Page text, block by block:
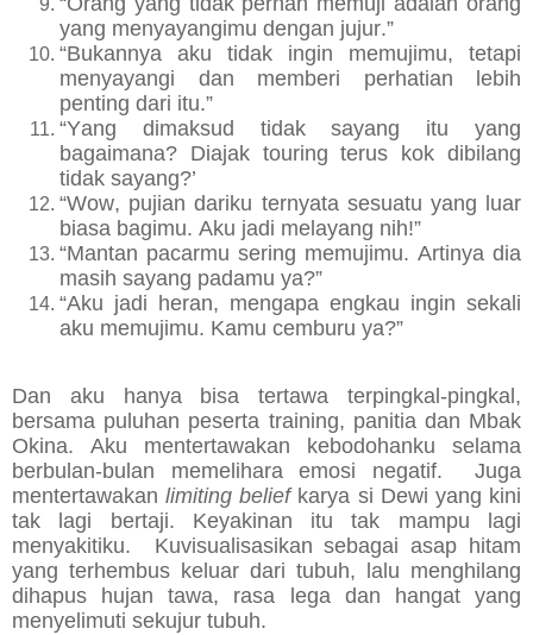
yang menyayangimu dengan jujur.”
“Bukannya aku tidak ingin memujimu, tetapi
menyayangi dan memberi perhatian lebih
penting dari itu.”
“Yang dimaksud tidak sayang itu yang
bagaimana? Diajak touring terus kok dibilang
tidak sayang?’
“Wow, pujian dariku ternyata sesuatu yang luar
biasa bagimu. Aku jadi melayang nih!”
“Mantan pacarmu sering memujimu. Artinya dia
masih sayang padamu ya?”
“Aku jadi heran, mengapa engkau ingin sekali
aku memujimu. Kamu cemburu ya?”
Dan aku hanya bisa tertawa terpingkal-pingkal,
bersama puluhan peserta training, panitia dan Mbak
Okina. Aku mentertawakan kebodohanku selama
berbulan-bulan memelihara emosi negatif. Juga
mentertawakanlimiting belief karya si Dewi yang kini
tak lagi bertaji. Keyakinan itu tak mampu lagi
menyakitiku. Kuvisualisasikan sebagai asap hitam
yang terhembus keluar dari tubuh, lalu menghilang
dihapus hujan tawa, rasa lega dan hangat yang
menyelimuti sekujur tubuh.